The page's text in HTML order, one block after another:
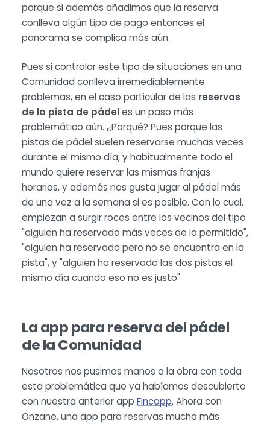
porque si además añadimos que la reserva
conlleva algún tipo de pago entonces el
panorama se complica más aún.
Pues si controlar este tipo de situaciones en una
Comunidad conlleva irremediablemente
problemas, en el caso particular de las reservas
de la pista de pádeles un paso más
problemático aún. ¿Porqué? Pues porque las
pistas de pádel suelen reservarse muchas veces
durante el mismo día, y habitualmente todo el
mundo quiere reservar las mismas franjas
horarias, y además nos gusta jugar al pádel más
de una vez a la semana si es posible. Con lo cual,
empiezan a surgir roces entre los vecinos del tipo
"alguien ha reservado más veces de lo permitido",
"alguien ha reservado pero no se encuentra en la
pista", y "alguien ha reservado las dos pistas el
mismo día cuando eso no es justo".
La app para reserva del pádel
de la Comunidad
Nosotros nos pusimos manos a la obra con toda
esta problemática que ya habíamos descubierto
con nuestra anterior app Fincapp. Ahora con
Onzane, una app para reservas mucho más